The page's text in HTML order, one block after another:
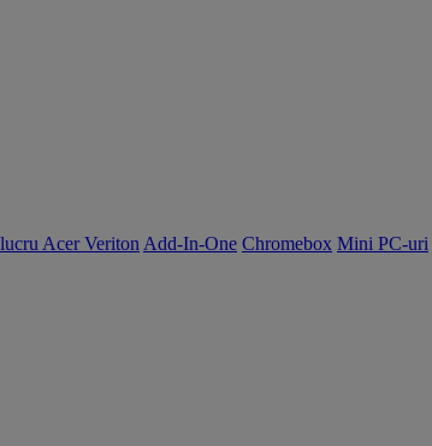
Acer Veriton Add-In-One Chromebox Mini PC-uri